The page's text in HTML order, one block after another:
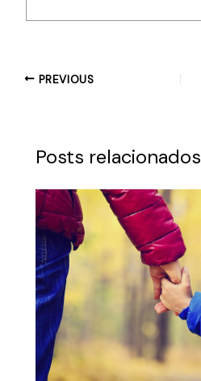
PREVIOUS
Posts relacionados